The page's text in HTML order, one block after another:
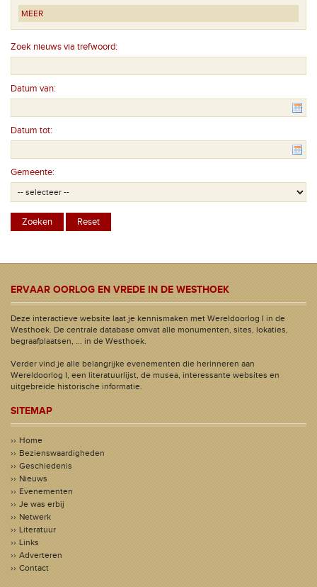
MEER
Zoek nieuws via trefwoord:
Datum van:
Datum tot:
Gemeente:
ERVAAR OORLOG EN VREDE IN DE WESTHOEK
Deze interactieve website laat je kennismaken met Wereldoorlog I in de
Westhoek. De centrale database omvat alle monumenten, sites, lokaties,
begraafplaatsen, ... in de Westhoek.
Verder vind je alle belangrijke evenementen die herinneren aan
Wereldoorlog I, een literatuurlijst, de musea, interessante websites en
uitgebreide historische informatie.
SITEMAP
Home
Bezienswaardigheden
Geschiedenis
Nieuws
Evenementen
Je was erbij
Netwerk
Literatuur
Links
Adverteren
Contact